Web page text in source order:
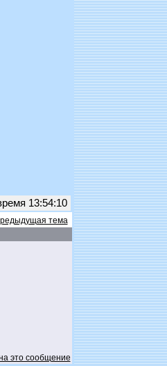
13:54:10
тема
это сообщение